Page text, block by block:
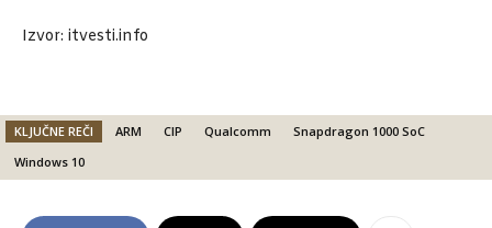
Izvor: itvesti.info
KLJUČNE REČI ARM CIP Qualcomm
Snapdragon 1000 SoC
Windows 10